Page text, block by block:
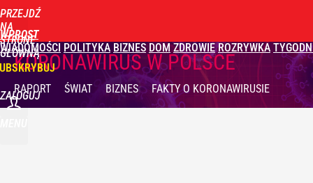
PRZEJDŹ
NA
STRONĘ
GŁÓWNĄ
WPROST
WIADOMOŚCI POLITYKA BIZNES DOM ZDROWIE ROZRYWKA
ZALOGUJ
KORONAWIRUS W POLSCE
RAPORT ŚWIAT BIZNES FAKTYO KORONAWIRUSIE